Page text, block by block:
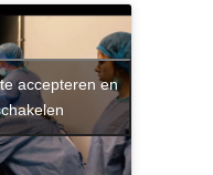
accepteren en